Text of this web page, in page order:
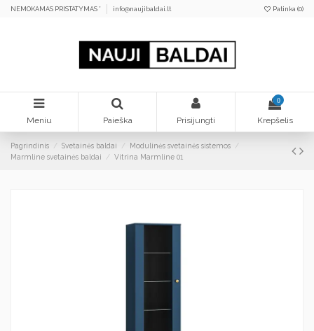
NEMOKAMAS PRISTATYMAS * info@naujibaldai.lt Patinka (0)
Meniu Paieška Prisijungti
0
Krepšelis
Pagrindinis Svetainės baldai
Modulinės svetainės sistemos
Marmline svetainės baldai
Vitrina Marmline 01